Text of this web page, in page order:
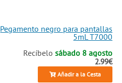
carcasas hasta baterías no
removibles, todo enfocado en
perfecta. Si buscas piezas para
tablet o móvil similar, aquí
encontrarás opciones premium.
Pegamento negro para pantallas
5mL T7000
Recíbelo sábado 8 agosto
2.99€
Añadir a la Cesta